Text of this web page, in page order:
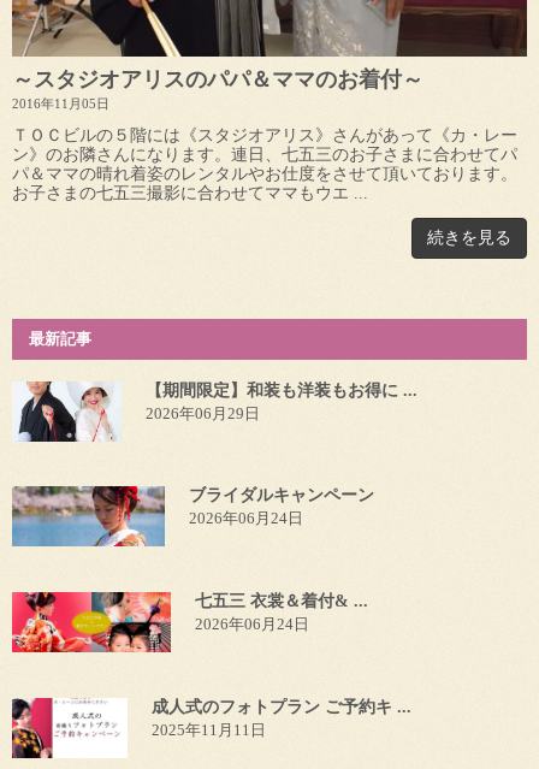
～スタジオアリスのパパ＆ママのお着付～
2016年11月05日
ＴＯＣビルの５階には《スタジオアリス》さんがあって《カ・レー
ン》のお隣さんになります。連日、七五三のお子さまに合わせてパ
パ＆ママの晴れ着姿のレンタルやお仕度をさせて頂いております。
お子さまの七五三撮影に合わせてママもウエ ...
続きを見る
最新記事
【期間限定】和装も洋装もお得に ...
2026年06月29日
ブライダルキャンペーン
2026年06月24日
七五三 衣裳＆着付& ...
2026年06月24日
成人式のフォトプラン ご予約キ ...
2025年11月11日